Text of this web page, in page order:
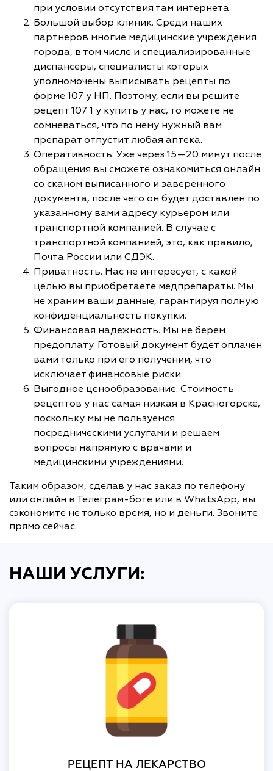
при условии отсутствия там интернета.
Большой выбор клиник. Среди наших
партнеров многие медицинские учреждения
города, в том числе и специализированные
диспансеры, специалисты которых
уполномочены выписывать рецепты по
форме 107 у НП. Поэтому, если вы решите
рецепт 107 1 у купить у нас, то можете не
сомневаться, что по нему нужный вам
препарат отпустит любая аптека.
Оперативность. Уже через 15—20 минут после
обращения вы сможете ознакомиться онлайн
со сканом выписанного и заверенного
документа, после чего он будет доставлен по
указанному вами адресу курьером или
транспортной компанией. В случае с
транспортной компанией, это, как правило,
Почта России или СДЭК.
Приватность. Нас не интересует, с какой
целью вы приобретаете медпрепараты. Мы
не храним ваши данные, гарантируя полную
конфиденциальность покупки.
Финансовая надежность. Мы не берем
предоплату. Готовый документ будет оплачен
вами только при его получении, что
исключает финансовые риски.
Выгодное ценообразование. Стоимость
рецептов у нас самая низкая в Красногорске,
поскольку мы не пользуемся
посредническими услугами и решаем
вопросы напрямую с врачами и
медицинскими учреждениями.
Таким образом, сделав у нас заказ по телефону
или онлайн в Телеграм-боте или в WhatsApp, вы
сэкономите не только время, но и деньги. Звоните
прямо сейчас.
НАШИ УСЛУГИ:
РЕЦЕПТ НА ЛЕКАРСТВО